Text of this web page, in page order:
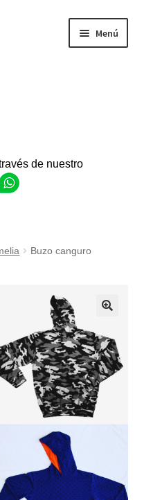
Menú
de nuestro
Buzo canguro